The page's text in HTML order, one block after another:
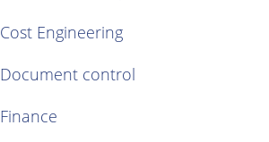
Cost Engineering
Document control
Finance